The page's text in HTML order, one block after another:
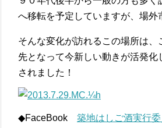
へ移転を予定していますが、場外
そんな変化が訪れるこの場所は
先となって今新しい動きが活発
されました！
◆FaceBook 築地はしご酒実行